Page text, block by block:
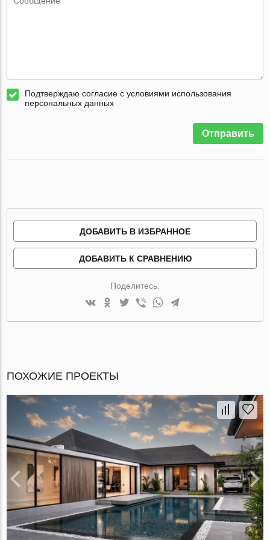
Подтверждаю согласие с условиями использования
персональных данных
Отправить
ДОБАВИТЬ В ИЗБРАННОЕ
ДОБАВИТЬ К СРАВНЕНИЮ
Поделитесь:
ПОХОЖИЕ ПРОЕКТЫ